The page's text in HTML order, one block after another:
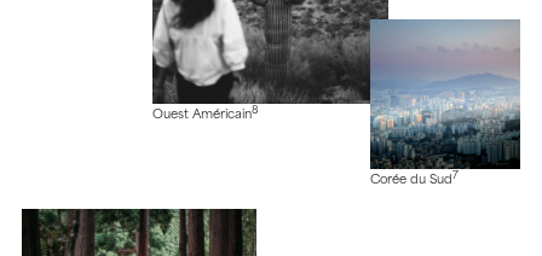
Ouest Américain8
Corée du Sud 7